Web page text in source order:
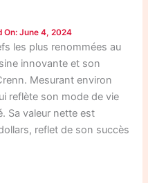
On:June 4, 2024
les plus renommées au
innovante et son
Mesurant environ
reflète son mode de vie
Sa valeur nette est
reflet de son succès